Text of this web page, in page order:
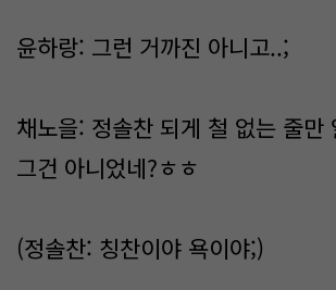
윤하랑: 그런 거까진 아니고..;
채노을: 정솔찬 되게 철 없는 줄만
그건 아니었네?ㅎㅎ
(정솔찬: 칭찬이야 욕이야;)